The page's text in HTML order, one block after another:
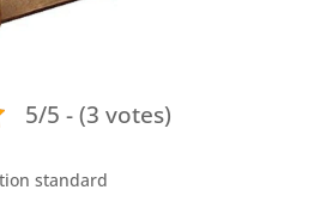
5/5 - (3 votes)